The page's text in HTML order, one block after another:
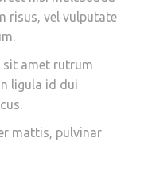
risus, vel vulputate
sit amet rutrum
ligula id dui
mattis, pulvinar